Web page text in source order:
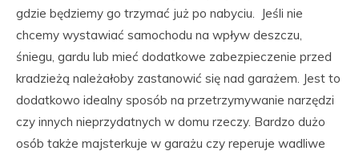
gdzie będziemy go trzymać już po nabyciu. Jeśli nie
chcemy wystawiać samochodu na wpływ deszczu,
śniegu, gardu lub mieć dodatkowe zabezpieczenie przed
kradzieżą należałoby zastanowić się nad garażem. Jest to
dodatkowo idealny sposób na przetrzymywanie narzędzi
czy innych nieprzydatnych w domu rzeczy. Bardzo dużo
osób także majsterkuje w garażu czy reperuje wadliwe